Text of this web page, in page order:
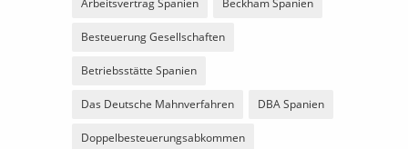
Arbeitsvertrag Spanien Beckham Spanien
Besteuerung Gesellschaften
Betriebsstätte Spanien
Das Deutsche Mahnverfahren DBA Spanien
Doppelbesteuerungsabkommen